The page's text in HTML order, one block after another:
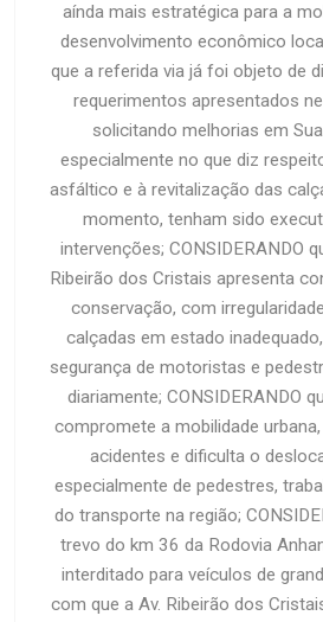
aínda mais estratégica para a
desenvolvimento econômico
que a referida via já foi objeto de
requerimentos apresentados
solicitando melhorias em
especialmente no que diz
asfáltico e à revitalização das
momento, tenham sido
intervenções; CONSIDERANDO
Ribeirão dos Cristais apresenta
conservação, com
calçadas em estado
segurança de motoristas e
diariamente; CONSIDERANDO
compromete a mobilidade
acidentes e dificulta o
especialmente de pedestres,
do transporte na região;
trevo do km 36 da Rodovia
interditado para veículos de
com que a Av. Ribeirão dos